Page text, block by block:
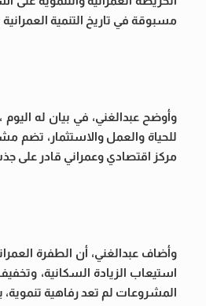
مسبوقة في تاريخ التنمية
وأوضح عبدالغني، في بيان له
للحياة والعمل والاستثمار، تضم
مركز اقتصادي وعمراني قادر على
وأضاف عبدالغني، أن الطفرة
استيعاب الزيادة السكانية،
المشروعات لم تعد رفاهية